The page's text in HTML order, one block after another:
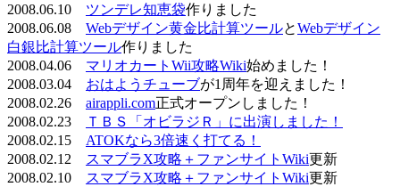
2008.06.10 ツンデレ知恵袋作りました
2008.06.08 Webデザイン黄金比計算ツールとWebデザイン
白銀比計算ツール作りました
2008.04.06 マリオカートWii攻略Wiki始めました！
2008.03.04 おはようチューブが1周年を迎えました！
2008.02.26 airappli.com正式オープンしました！
2008.02.23
ＴＢＳ「オビラジＲ」に出演しました！
2008.02.15 ATOKなら3倍速く打てる！
2008.02.12
スマブラX攻略＋ファンサイトWiki更新
2008.02.10
スマブラX攻略＋ファンサイトWiki更新